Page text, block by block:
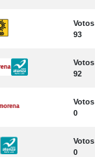
Votos
93
Votos
92
Votos
0
Votos
0